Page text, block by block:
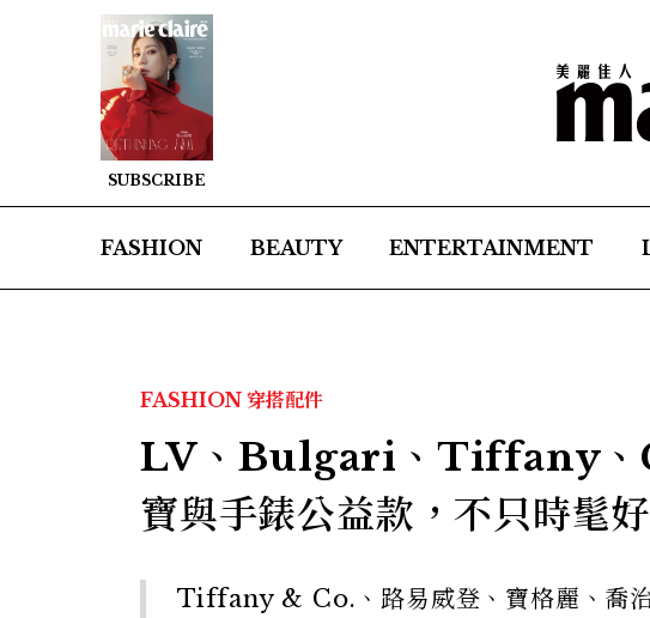
SUBSCRIBE
FASHION BEAUTY ENTERTAINMENT
FASHION 穿搭配件
LV、Bulgari、Tiffany、
寶與手錶公益款，不只時髦
Tiffany & Co.、路易威登、寶格麗、喬